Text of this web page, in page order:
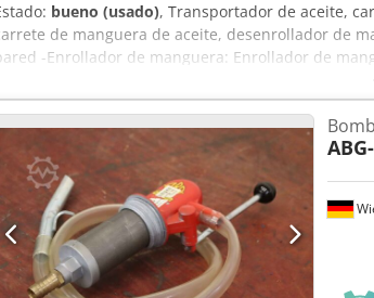
bueno (usado), Transportador de aceite,
de manguera de aceite, desenrollador de
-Enrollador de manguera: Enrollador de
la manguera: 6600 mm -Dimensiones: 740/150/H52